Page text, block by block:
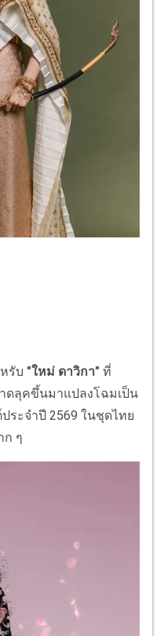
รับ "ใหม่ ดาวิกา" ที่
ดลุคขึ้นมาแปลงโฉมเป็น
ระจำปี 2569 ในชุดไทย
ก ๆ